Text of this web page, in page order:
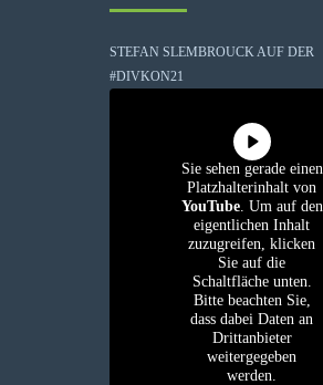
STEFAN SLEMBROUCK AUF DER
#DIVKON21
Sie sehen gerade einen
Platzhalterinhalt von
YouTube. Um auf den
eigentlichen Inhalt
zuzugreifen, klicken
Sie auf die
Schaltfläche unten.
Bitte beachten Sie,
dass dabei Daten an
Drittanbieter
weitergegeben
werden.